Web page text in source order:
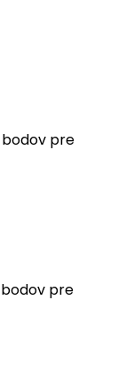
bodov pre
pre